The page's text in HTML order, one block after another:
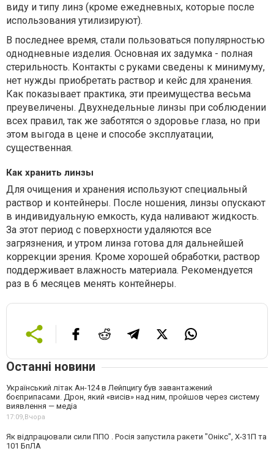
виду и типу линз (кроме ежедневных, которые после
использования утилизируют).
В последнее время, стали пользоваться популярностью
однодневные изделия. Основная их задумка - полная
стерильность. Контакты с руками сведены к минимуму,
нет нужды приобретать раствор и кейс для хранения.
Как показывает практика, эти преимущества весьма
преувеличены. Двухнедельные линзы при соблюдении
всех правил, так же заботятся о здоровье глаза, но при
этом выгода в цене и способе эксплуатации,
существенная.
Как хранить линзы
Для очищения и хранения используют специальный
раствор и контейнеры. После ношения, линзы опускают
в индивидуальную емкость, куда наливают жидкость.
За этот период с поверхности удаляются все
загрязнения, и утром линза готова для дальнейшей
коррекции зрения. Кроме хорошей обработки, раствор
поддерживает влажность материала. Рекомендуется
раз в 6 месяцев менять контейнеры.
Останні новини
Український літак Ан-124 в Лейпцигу був завантажений
боєприпасами. Дрон, який «висів» над ним, пройшов через систему
виявлення — медіа
17:09,Вчора
Як відпрацювали сили ППО . Росія запустила ракети "Онікс", Х-31П та
101 БпЛА